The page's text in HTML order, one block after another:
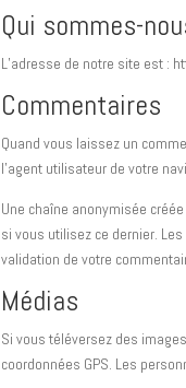
Qui sommes-
L’adresse de notre site est :
Commentaires
Quand vous laissez un
l’agent utilisateur de votre
Une chaîne anonymisée
si vous utilisez ce dernier.
validation de votre
Médias
Si vous téléversez des
coordonnées GPS. Les